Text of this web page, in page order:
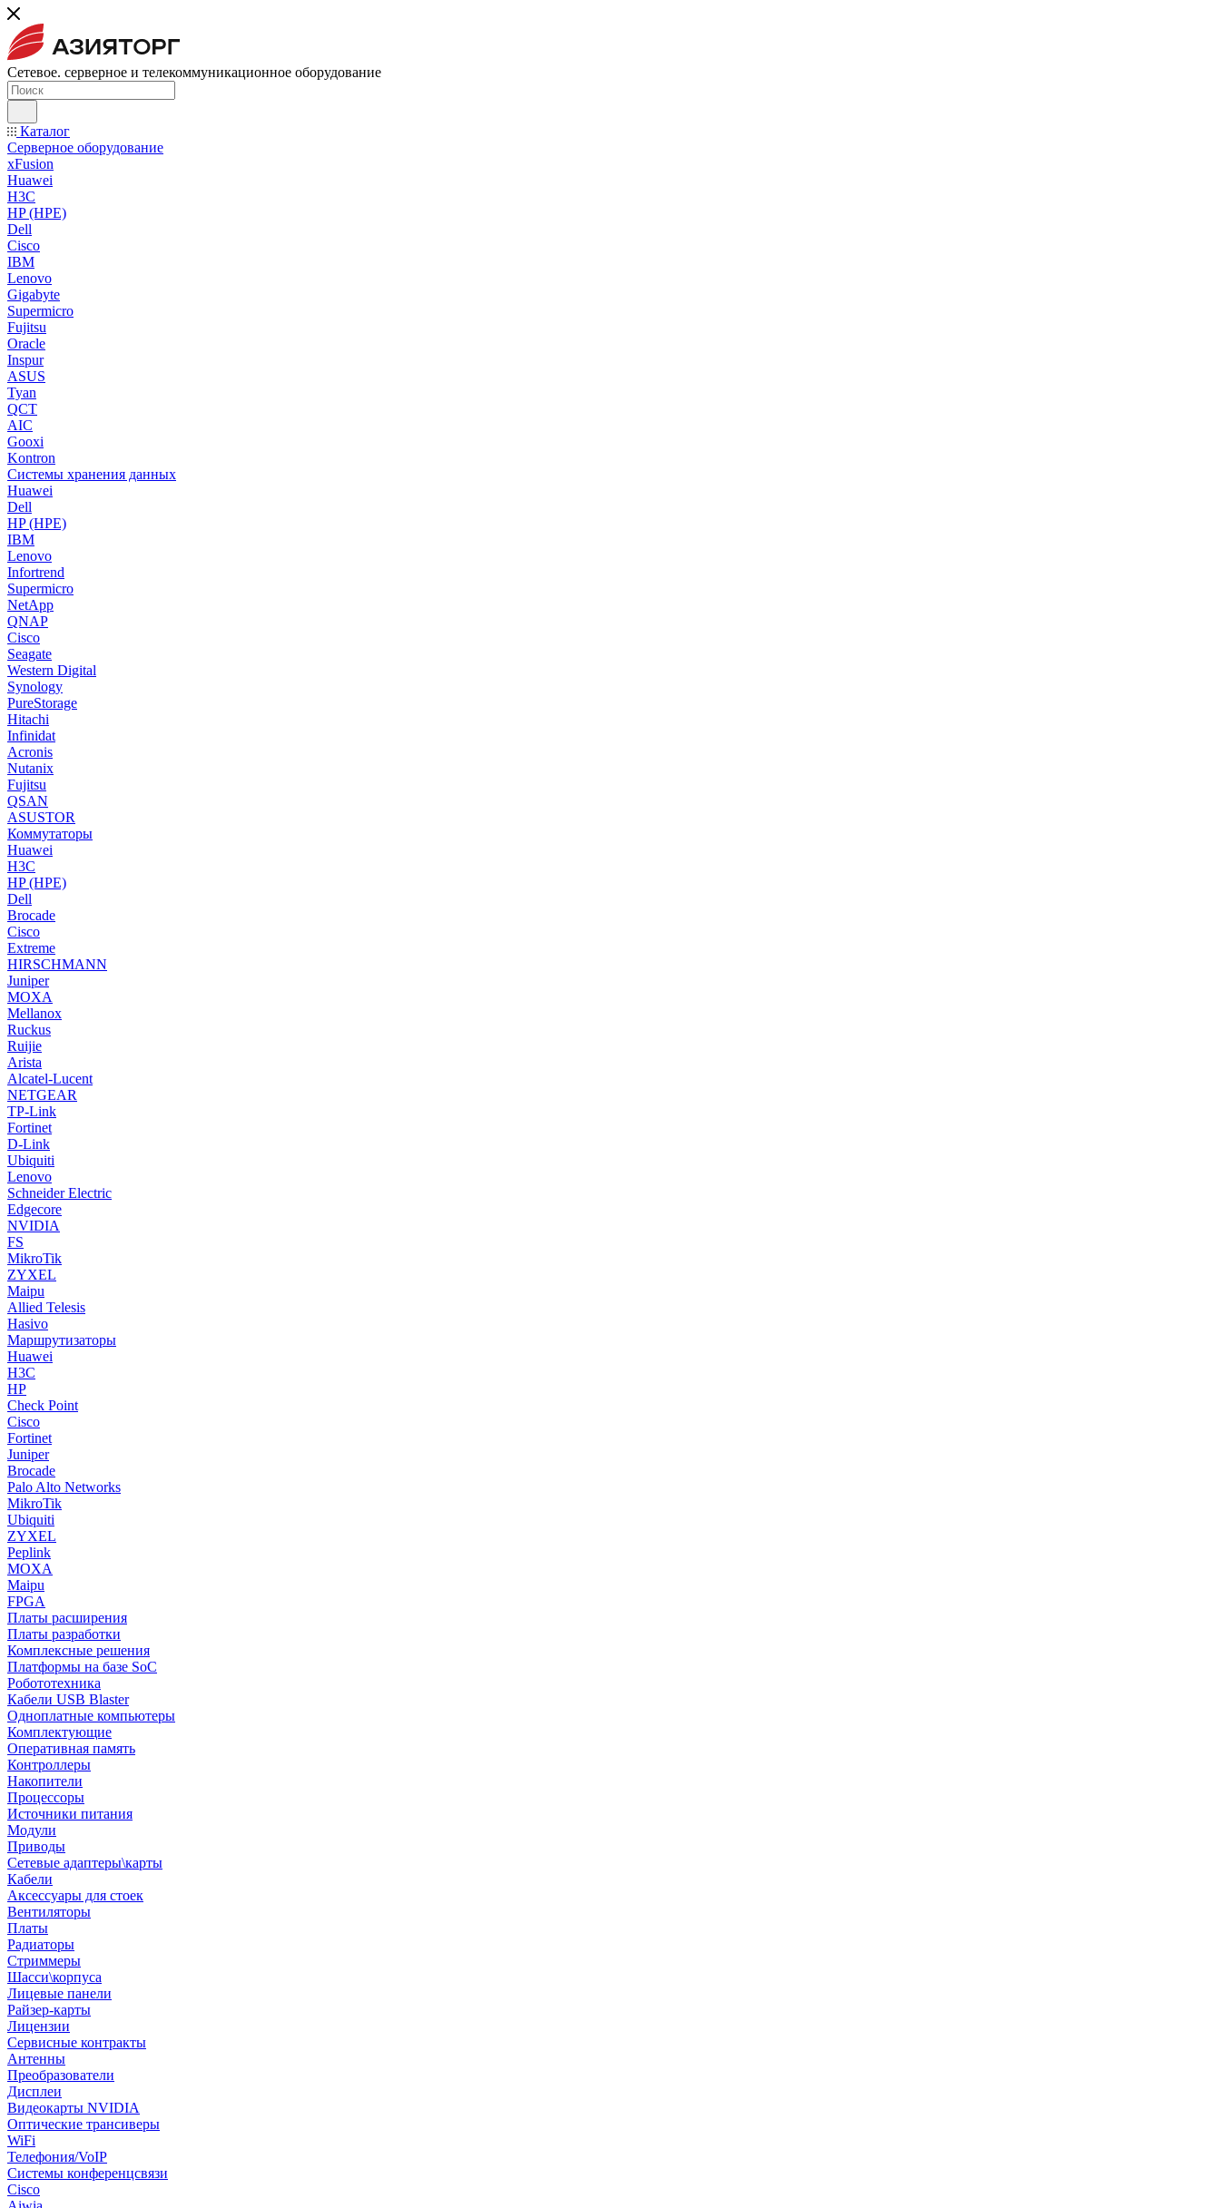
Сетевое. серверное и телекоммуникационное оборудование
Каталог
Серверное оборудование
xFusion
Huawei
H3C
HP (HPE)
Dell
Cisco
IBM
Lenovo
Gigabyte
Supermicro
Fujitsu
Oracle
Inspur
ASUS
Tyan
QCT
AIC
Gooxi
Kontron
Системы хранения данных
Huawei
Dell
HP (HPE)
IBM
Lenovo
Infortrend
Supermicro
NetApp
QNAP
Cisco
Seagate
Western Digital
Synology
PureStorage
Hitachi
Infinidat
Acronis
Nutanix
Fujitsu
QSAN
ASUSTOR
Коммутаторы
Huawei
H3C
HP (HPE)
Dell
Brocade
Cisco
Extreme
HIRSCHMANN
Juniper
MOXA
Mellanox
Ruckus
Ruijie
Arista
Alcatel-Lucent
NETGEAR
TP-Link
Fortinet
D-Link
Ubiquiti
Lenovo
Schneider Electric
Edgecore
NVIDIA
FS
MikroTik
ZYXEL
Maipu
Allied Telesis
Hasivo
Маршрутизаторы
Huawei
H3C
HP
Check Point
Cisco
Fortinet
Juniper
Brocade
Palo Alto Networks
MikroTik
Ubiquiti
ZYXEL
Peplink
MOXA
Maipu
FPGA
Платы расширения
Платы разработки
Комплексные решения
Платформы на базе SoC
Робототехника
Кабели USB Blaster
Одноплатные компьютеры
Комплектующие
Оперативная память
Контроллеры
Накопители
Процессоры
Источники питания
Модули
Приводы
Сетевые адаптеры\карты
Кабели
Аксессуары для стоек
Вентиляторы
Платы
Радиаторы
Стриммеры
Шасси\корпуса
Лицевые панели
Райзер-карты
Лицензии
Сервисные контракты
Антенны
Преобразователи
Дисплеи
Видеокарты NVIDIA
Оптические трансиверы
WiFi
Телефония/VoIP
Системы конференцсвязи
Cisco